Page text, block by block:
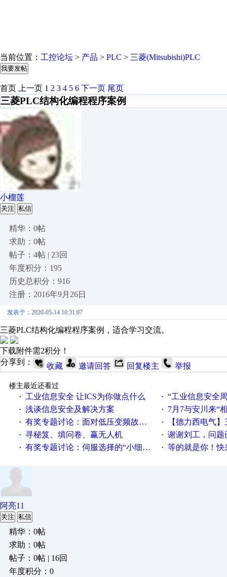
当前位置： 工控论坛 > 产品 > PLC > 三菱(Mitsubishi)PLC
我要发帖
首页 上一页 1 2 3 4 5 6 下一页 尾页
三菱PLC结构化编程程序案例
小榴莲
关注 私信
精华：0帖
求助：0帖
帖子：4帖 | 23回
年度积分：195
历史总积分：916
注册：2016年9月26日
发表于：2020-05-14 10:31:07
三菱PLC结构化编程程序案例，适合学习交流。
下载附件需2积分！
分享到：
收藏 邀请回答 回复楼主 举报
楼主最近还看过
·
工业信息安全 让ICS为你做点什么 · “工业信息安全周之我见”
· 浅谈信息安全及解决方案 · 7月7与安川来“
· 有奖专题讨论：面对低压变频故障，老手是这样解决的！ · 【德力西电气】三
· 寻秘笈、填问卷、赢无人机 · 谢谢刘工，问题
· 有奖专题讨论：伺服选择的“小细节大学问”奖励公告 · 等的就是你！快来
阿亮11
关注 私信
精华：0帖
求助：0帖
帖子：0帖 | 16回
年度积分：0